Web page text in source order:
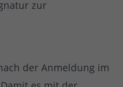
der Anmeldung im